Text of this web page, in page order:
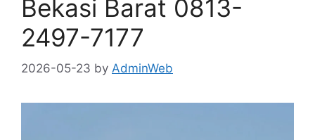
Bekasi Barat 0813-
2497-7177
2026-05-23 by AdminWeb